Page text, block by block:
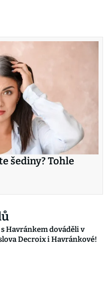
šediny? Tohle
Havránkem dováděli v
Decroix i Havránkové!